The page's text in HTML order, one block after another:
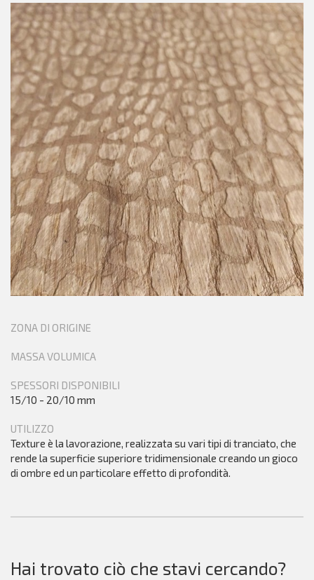
ZONA DI ORIGINE
MASSA VOLUMICA
SPESSORI DISPONIBILI
15/10 - 20/10 mm
UTILIZZO
Texture è la lavorazione, realizzata su vari tipi di tranciato, che
rende la superficie superiore tridimensionale creando un gioco
di ombre ed un particolare effetto di profondità.
Hai trovato ciò che stavi cercando?